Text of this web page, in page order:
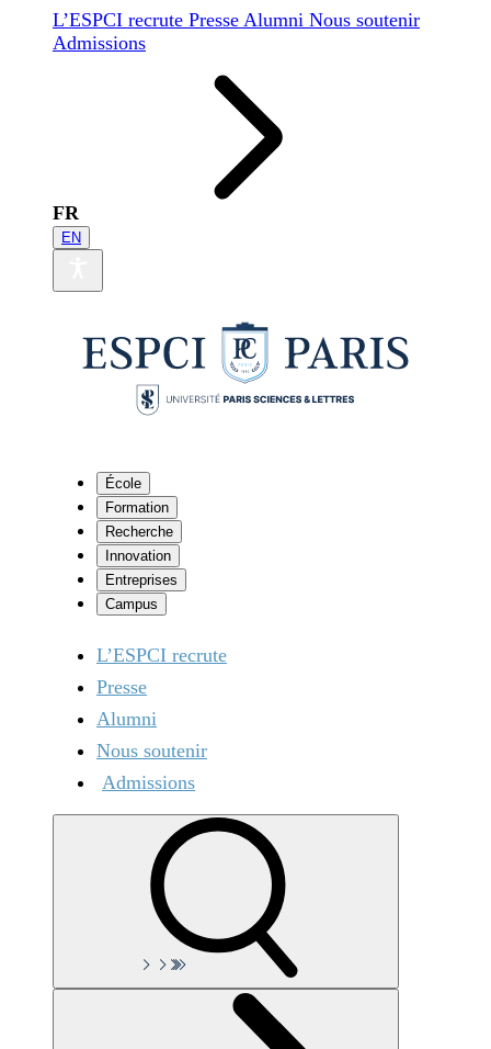
L’ESPCI recrute Presse Alumni Nous soutenir
Admissions
FR
EN
École
Formation
Recherche
Innovation
Entreprises
Campus
L’ESPCI recrute
Presse
Alumni
Nous soutenir
Admissions